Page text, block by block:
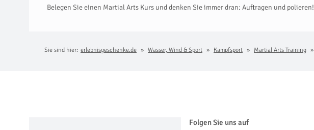
Belegen Sie einen Martial Arts Kurs und denken Sie immer dran: Auftragen und polieren!
Sie sind hier: erlebnisgeschenke.de Wasser, Wind & Sport Kampfsport Martial Arts Training
Folgen Sie uns auf